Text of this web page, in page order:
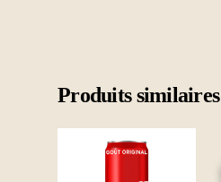
Produits similaires